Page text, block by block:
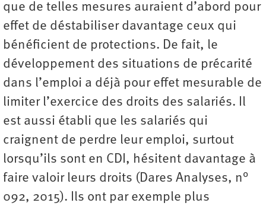
que de telles mesures auraient d’abord pour
effet de déstabiliser davantage ceux qui
bénéficient de protections. De fait, le
développement des situations de précarité
dans l’emploi a déjà pour effet mesurable de
limiter l’exercice des droits des salariés. Il
est aussi établi que les salariés qui
craignent de perdre leur emploi, surtout
lorsqu’ils sont en CDI, hésitent davantage à
faire valoir leurs droits (Dares Analyses, n°
092, 2015). Ils ont par exemple plus